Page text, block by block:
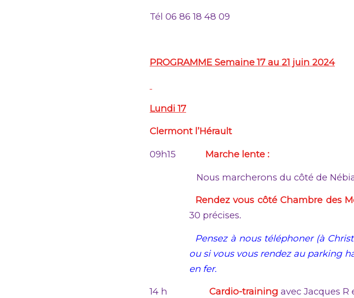
Tél 06 86 18 48 09
PROGRAMME Semaine17 au 21 juin 2024
Lundi 17
Clermont l’Hérault
09h15 Marche lente :
Nous marcherons du côté de
Rendez vous côté Chambre des
30 précises.
Pensez à nous téléphoner (à
ou si vous vous rendez au
en fer.
14 h Cardio-training avec Jacques R